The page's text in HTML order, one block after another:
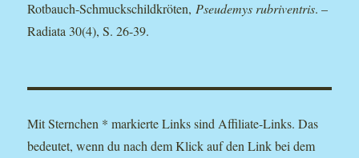
Rotbauch-Schmuckschildkröten, Pseudemys rubriventris. –
Radiata 30(4), S. 26-39.
Mit Sternchen * markierte Links sind Affiliate-Links. Das
bedeutet, wenn du nach dem Klick auf den Link bei dem